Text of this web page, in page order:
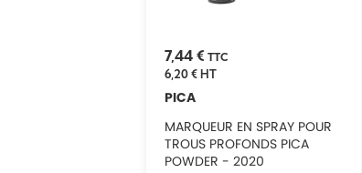
7,44 € TTC
6,20 €HT
PICA
MARQUEUR EN SPRAY POUR
TROUS PROFONDS PICA
POWDER - 2020